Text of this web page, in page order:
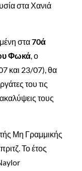
στα Χανιά
στα70ά
Φωκά, ο
και 23/07), θα
του τις
τους
Μη Γραμμικής
Το έτος